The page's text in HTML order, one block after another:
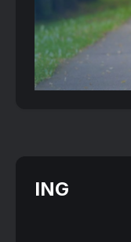
ING